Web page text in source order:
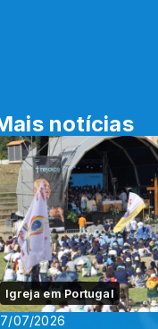
notícias
Igreja em Portugal
07/2026